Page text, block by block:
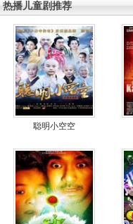
热播儿童剧推荐
聪明小空空